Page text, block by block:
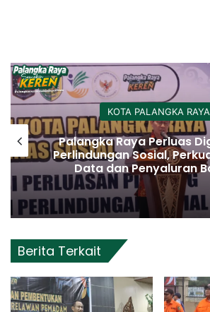
KOTA PALANGKA RAYA
Palangka Raya Perluas
Perlindungan Sosial,
Data dan Penyaluran
Berita Terkait